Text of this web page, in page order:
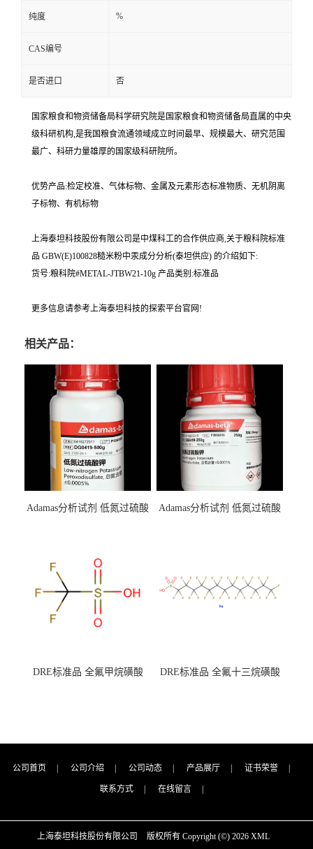
纯度 %
CAS编号
是否进口 否
国家粮食和物资储备局科学研究院是国家粮食和物资储备局直属的中央
级科研机构,是我国粮食流通领域成立时间最早、规模最大、研究范围
最广、科研力量雄厚的国家级科研院所。
优势产品:检定校准、气体标物、金属及元素形态标准物质、无机阴离
子标物、有机标物
上海泰坦科技股份有限公司是中煤科工的合作供应商,关于粮科院标准
品 GBW(E)100828糙米粉中汞成分分析(泰坦供应) 的介绍如下:
货号:粮科院#METAL-JTBW21-10g 产品类别:标准品
更多信息请参考上海泰坦科技的探索平台官网!
相关产品：
Adamas分析试剂 低氮过硫酸
（泰坦现货供应）
Adamas分析试剂 低氮过硫酸
DRE标准品 全氟甲烷磺酸
DRE标准品 全氟十三烷磺酸
公司首页 公司介绍 公司动态 产品展厅 证书荣誉
联系方式 在线留言
上海泰坦科技股份有限公司 版权所有 Copyright (©) 2026 XML